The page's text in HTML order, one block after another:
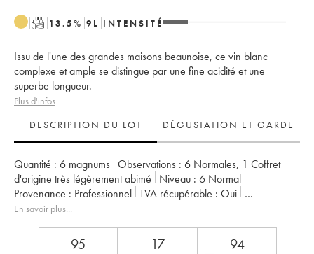
T 13.5% 9 L INTENSITÉ
Issu de l'une des grandes maisons beaunoise, ce vin blanc
complexe et ample se distingue par une fine acidité et une
superbe longueur.
Plus d'infos
DESCRIPTION DU LOT
DÉGUSTATION ET GARDE
Quantité : 6 magnums Observations : 6 Normales, 1 Coffret
d'origine très légèrement abimé
Niveau : 6 Normal
Provenance :
professionnel TVA récupérable :
oui
Région :
Bourgogne
En savoir plus...
95 17 94